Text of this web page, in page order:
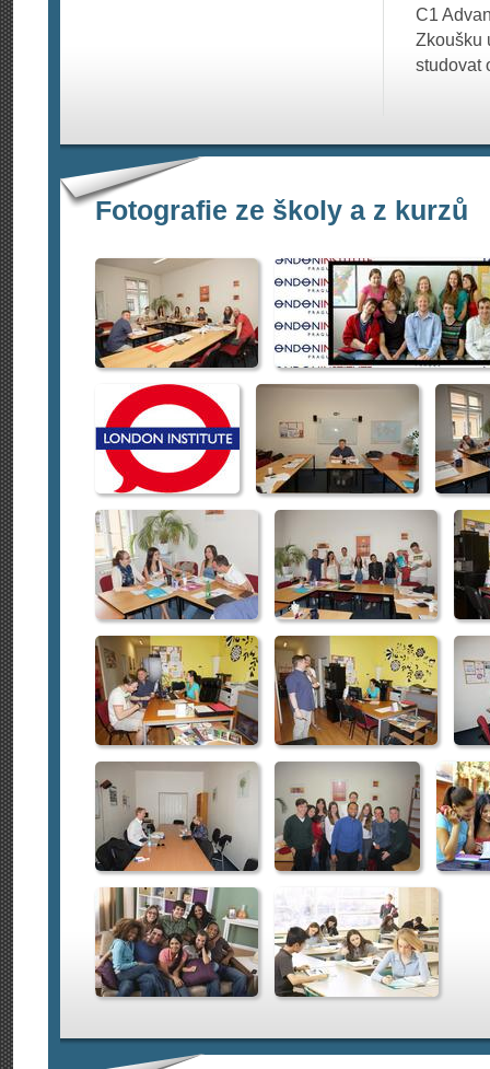
C1
Zkoušku
studovat
Fotografie ze školy a z kurzů